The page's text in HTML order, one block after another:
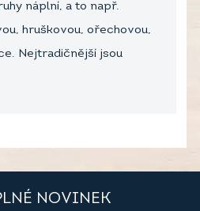
náplní, a to např.
hruškovou, ořechovou,
Nejtradičnější jsou
NOVINEK